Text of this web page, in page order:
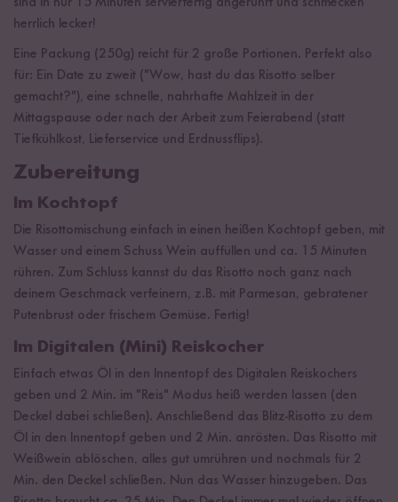
sind in nur 15 Minuten servierfertig angerührt und schmecken
herrlich lecker!
Eine Packung (250g) reicht für 2 große Portionen. Perfekt also
für: Ein Date zu zweit ("Wow, hast du das Risotto selber
gemacht?"), eine schnelle, nahrhafte Mahlzeit in der
Mittagspause oder nach der Arbeit zum Feierabend (statt
Tiefkühlkost, Lieferservice und Erdnussflips).
Zubereitung
Im Kochtopf
Die Risottomischung einfach in einen heißen Kochtopf geben, mit
Wasser und einem Schuss Wein auffüllen und ca. 15 Minuten
rühren. Zum Schluss kannst du das Risotto noch ganz nach
deinem Geschmack verfeinern, z.B. mit Parmesan, gebratener
Putenbrust oder frischem Gemüse. Fertig!
Im Digitalen (Mini) Reiskocher
Einfach etwas Öl in den Innentopf des Digitalen Reiskochers
geben und 2 Min. im "Reis" Modus heiß werden lassen (den
Deckel dabei schließen). Anschließend das Blitz-Risotto zu dem
Öl in den Innentopf geben und 2 Min. anrösten. Das Risotto mit
Weißwein ablöschen, alles gut umrühren und nochmals für 2
Min. den Deckel schließen. Nun das Wasser hinzugeben. Das